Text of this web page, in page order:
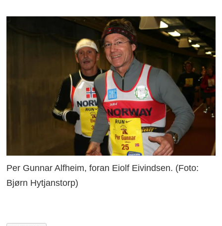
Per Gunnar Alfheim, foran Eiolf Eivindsen. (Foto:
Bjørn Hytjanstorp)